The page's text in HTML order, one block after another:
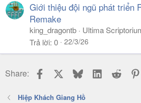
Giới thiệu đội ngũ phát triển
Remake
king_dragontb
Ultima
Trả lời 0 22/3/26
Share: Facebook BlueskyLinkedIn
Reddit
Hiệp Khách Giang Hồ